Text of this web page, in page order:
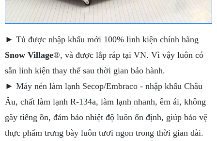
► Tủ được nhập khẩu mới 100% linh kiện chính hãng
Snow Village®, và được lắp ráp tại VN. Vì vậy luôn có
sẵn linh kiện thay thế sau thời gian bảo hành.
► Máy nén làm lạnh Secop/Embraco - nhập khẩu Châu
Âu, chất làm lạnh R-134a, làm lạnh nhanh, êm ái, không
gây tiếng ồn, đảm bảo nhiệt độ luôn ổn định, giúp bảo vệ
thực phẩm trưng bày luôn tươi ngon trong thời gian dài.